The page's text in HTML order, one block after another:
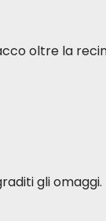
oltre la
gli omaggi.